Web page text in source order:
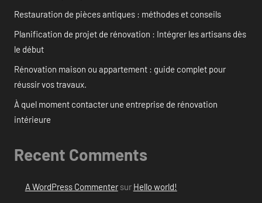
Restauration de pièces antiques : méthodes et conseils
Planification de projet de rénovation : Intégrer les artisans dès
le début
Rénovation maison ou appartement : guide complet pour
réussir vos travaux.
À quel moment contacter une entreprise de rénovation
intérieure
Recent Comments
A WordPress Commentersur Hello world!